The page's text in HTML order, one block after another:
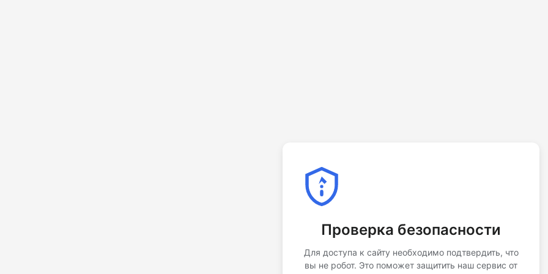
Проверка безопасности
Для доступа к сайту необходимо подтвердить, что
вы не робот. Это поможет защитить наш сервис от